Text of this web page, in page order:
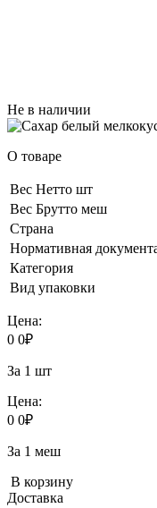
Не в наличии
О товаре
Вес Нетто шт
Вес Брутто меш
Страна
Нормативная
Категория
Вид упаковки
Цена:
0 0₽
За 1 шт
Цена:
0 0₽
За 1 меш
В корзину
Доставка